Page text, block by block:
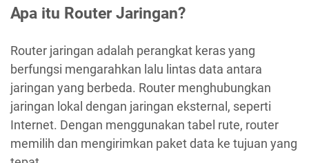
Apa itu Router Jaringan?
Router jaringan adalah perangkat keras yang
berfungsi mengarahkan lalu lintas data antara
jaringan yang berbeda. Router menghubungkan
jaringan lokal dengan jaringan eksternal, seperti
Internet. Dengan menggunakan tabel rute, router
memilih dan mengirimkan paket data ke tujuan yang